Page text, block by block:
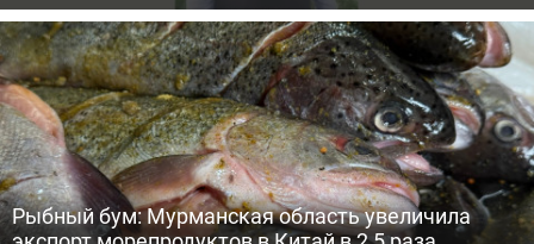
Рыбный бум: Мурманская область увеличила